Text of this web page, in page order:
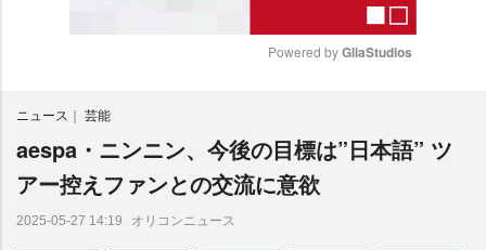
Powered by GliaStudios
ニュース 芸能
aespa・ニンニン、今後の目標は”日本語” ツ
アー控えファンとの交流に意欲
2025-05-27 14:19 オリコンニュース